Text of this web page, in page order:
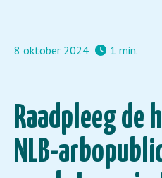
8 oktober 2024 1 min.
Raadpleeg de
NLB-